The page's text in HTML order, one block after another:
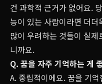
건 과학적 근거가 없어요.
능이 있는 사람이라면 더
많이 우려하는 것들이 실
니까요.
Q. 꿈을 자주 기억하는 게
A. 중립적이에요. 꿈을 기